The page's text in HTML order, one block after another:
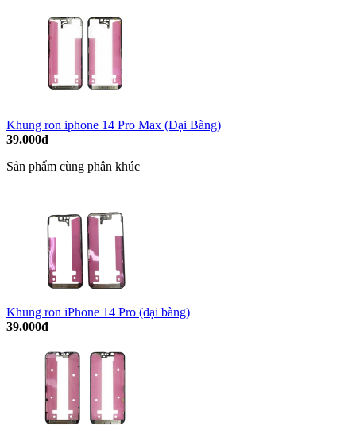
Khung ron iphone 14 Pro Max (Đại Bàng)
39.000đ
Sản phẩm cùng phân khúc
Khung ron iPhone 14 Pro (đại bàng)
39.000đ